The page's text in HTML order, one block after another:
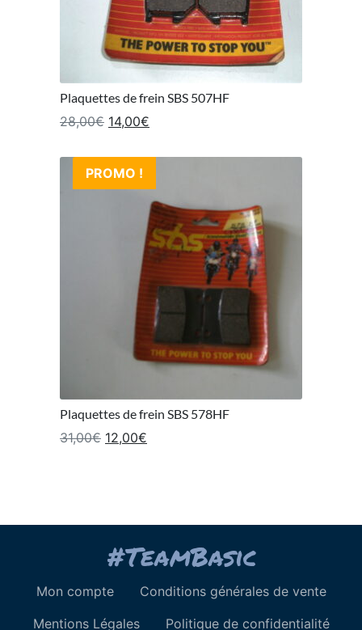
Plaquettes de frein SBS 507HF
28,00€ Le prix initial était : 28,00€.
14,00€
PROMO !
Plaquettes de frein SBS 578HF
31,00€ Le prix initial était : 31,00€.
12,00€
Mon compte
Conditions générales de vente
Mentions Légales
Politique de confidentialité